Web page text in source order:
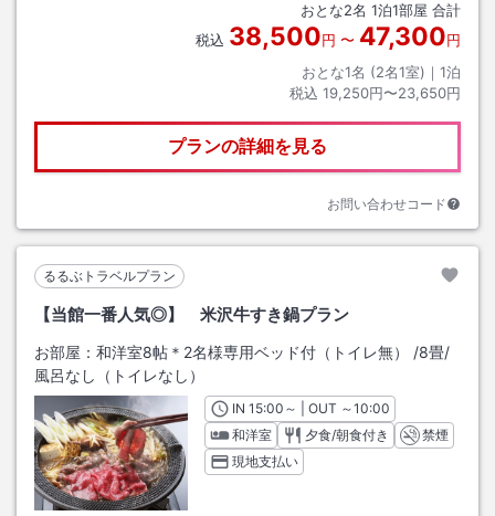
おとな2名 1泊1部屋 合計
税込 38,500円 〜 47,300円
おとな1名 (2名1室)｜ 1泊
税込 19,250円〜23,650円
プランの詳細を見る
お問い合わせコード
るるぶトラベルプラン
【当館一番人気◎】 米沢牛すき鍋プラン
お部屋： 和洋室8帖＊2名様専用ベッド付（トイレ無） /8畳/
風呂なし（トイレなし）
INチェックイン
15:00 ～ | OUT チェックアウト
～10:00
和洋室
夕食/朝食付き
禁煙
現地支払い